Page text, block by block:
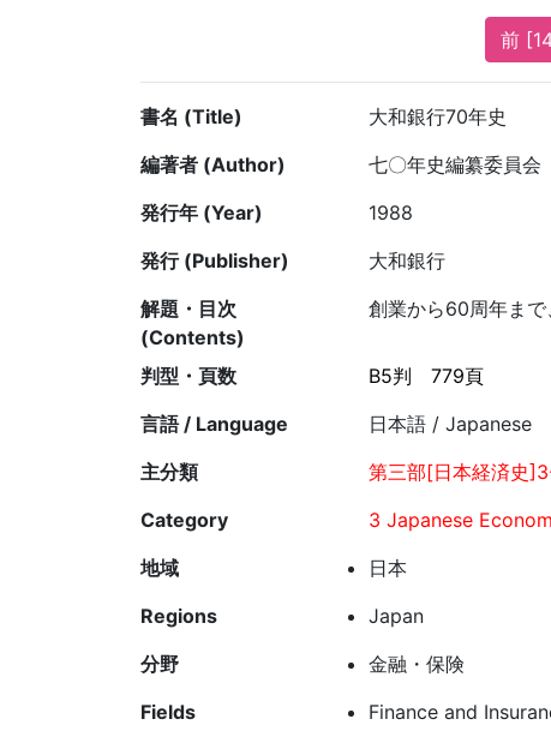
前
書名 (Title)
大和銀行70年史
編著者 (Author)
七〇年史編纂委員会
発行年 (Year)
1988
発行 (Publisher)
大和銀行
解題・目次
(Contents)
創業から60周年まで
判型・頁数 B5判
779頁
言語 / Language
日本語 / Japanese
主分類
第三部[日本経済史
Category
3 Japanese
地域
日本
Regions
Japan
分野
金融・保険
Fields
Finance and